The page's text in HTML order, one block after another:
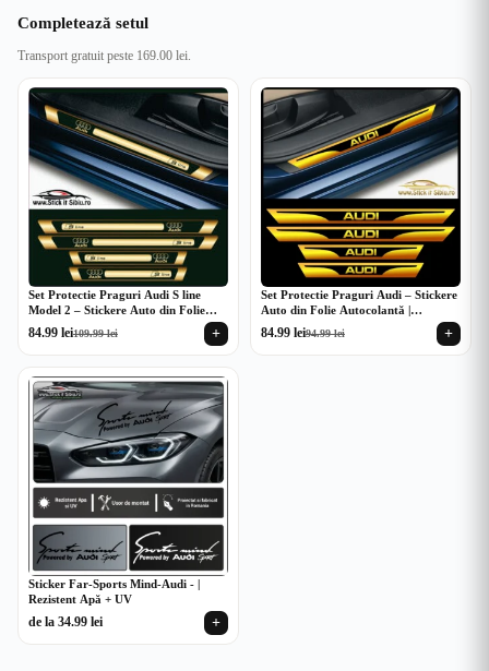
Completează setul
Transport gratuit peste 169.00 lei.
Set Protectie Praguri Audi S line
Model 2 – Stickere Auto din Folie
Autocolantă | Rezistent Apă + UV
109.99lei
Prețul
inițial
a
fost:
109.99 lei.
84.99 leiPrețul
curent
este:
84.99 lei.
+
Set Protectie Praguri Audi – Stickere
Auto din Folie Autocolantă |
Rezistent Apă + UV
94.99lei
Prețul
inițial
84.99 leiPrețul
curent
+
Sticker Far-Sports Mind-Audi - |
Rezistent Apă + UV
de la 34.99 lei +